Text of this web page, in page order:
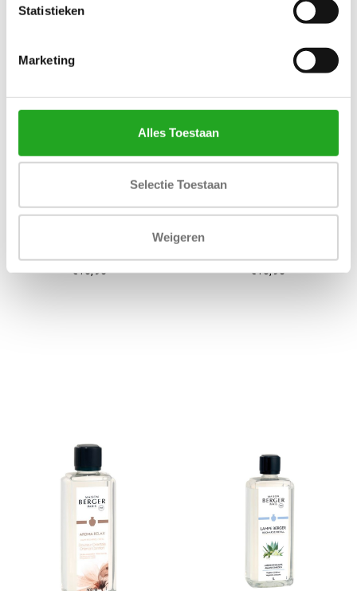
Statistieken
Marketing
Alles Toestaan
Selectie Toestaan
Weigeren
€16,95 €16,95